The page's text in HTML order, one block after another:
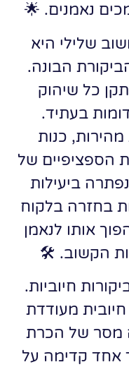
נאמנים. 🌟
שלילי היא
הבונה.
כל שיהוק
בעתיד.
מהירות, כנות
הספציפיים של
ביעילות
בחזרה בלקוח
אותו לנאמן
הקשוב. 🛠️
חיוביות.
מעודדת
מסר של הכרת
אחד קדימה על